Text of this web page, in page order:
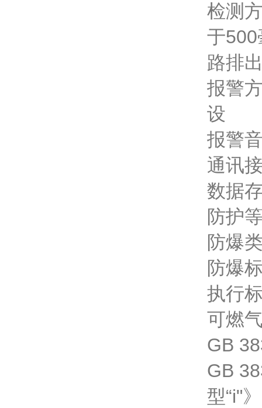
检测
于500
路排
报警
设
报警
通讯
数据
防护
防爆
防爆
执行
可燃
GB
GB
型“i"》